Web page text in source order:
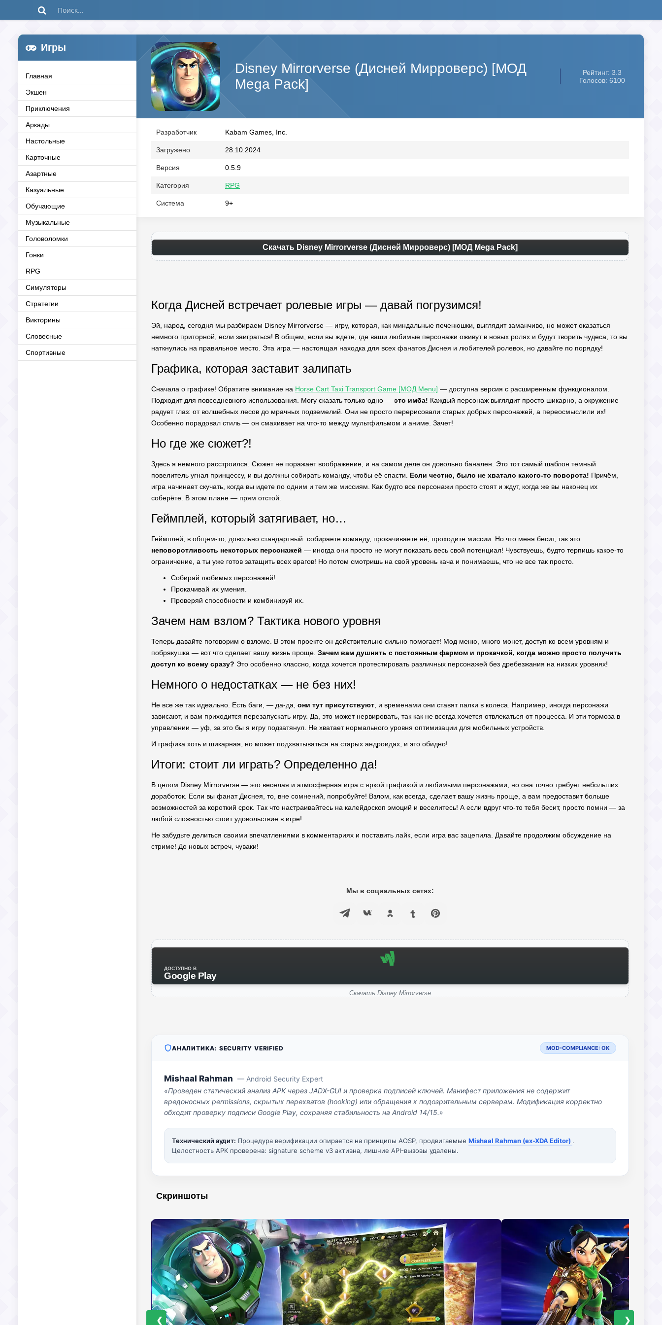
Игры
Главная
Экшен
Приключения
Аркады
Настольные
Карточные
Азартные
Казуальные
Обучающие
Музыкальные
Головоломки
Гонки
RPG
Симуляторы
Стратегии
Викторины
Словесные
Спортивные
Disney Mirrorverse (Дисней Мирроверс) [МОД
Mega Pack]
Рейтинг: 3.3
Голосов: 6100
Разработчик Kabam Games, Inc.
Загружено 28.10.2024
Версия 0.5.9
Категория RPG
Система 9+
Скачать Disney Mirrorverse (Дисней Мирроверс) [МОД Mega Pack]
Когда Дисней встречает ролевые игры — давай погрузимся!
Эй, народ, сегодня мы разбираем Disney Mirrorverse — игру, которая, как миндальные печенюшки, выглядит заманчиво, но может оказаться
немного приторной, если заиграться! В общем, если вы ждете, где ваши любимые персонажи оживут в новых ролях и будут творить чудеса, то вы
наткнулись на правильное место. Эта игра — настоящая находка для всех фанатов Диснея и любителей ролевок, но давайте по порядку!
Графика, которая заставит залипать
Сначала о графике! Обратите внимание на Horse Cart Taxi Transport Game [МОД Menu] — доступна версия с расширенным функционалом.
Подходит для повседневного использования. Могу сказать только одно — это имба! Каждый персонаж выглядит просто шикарно, а окружение
радует глаз: от волшебных лесов до мрачных подземелий. Они не просто перерисовали старых добрых персонажей, а переосмыслили их!
Особенно порадовал стиль — он смахивает на что-то между мультфильмом и аниме. Зачет!
Но где же сюжет?!
Здесь я немного расстроился. Сюжет не поражает воображение, и на самом деле он довольно банален. Это тот самый шаблон темный
повелитель угнал принцессу, и вы должны собирать команду, чтобы её спасти. Если честно, было не хватало какого-то поворота! Причём,
игра начинает скучать, когда вы идете по одним и тем же миссиям. Как будто все персонажи просто стоят и ждут, когда же вы наконец их
соберёте. В этом плане — прям отстой.
Геймплей, который затягивает, но…
Геймплей, в общем-то, довольно стандартный: собираете команду, прокачиваете её, проходите миссии. Но что меня бесит, так это
неповоротливость некоторых персонажей — иногда они просто не могут показать весь свой потенциал! Чувствуешь, будто терпишь какое-то
ограничение, а ты уже готов затащить всех врагов! Но потом смотришь на свой уровень кача и понимаешь, что не все так просто.
Собирай любимых персонажей!
Прокачивай их умения.
Проверяй способности и комбинируй их.
Зачем нам взлом? Тактика нового уровня
Теперь давайте поговорим о взломе. В этом проекте он действительно сильно помогает! Мод меню, много монет, доступ ко всем уровням и
побрякушка — вот что сделает вашу жизнь проще. Зачем вам душнить с постоянным фармом и прокачкой, когда можно просто получить
доступ ко всему сразу? Это особенно классно, когда хочется протестировать различных персонажей без дребезжания на низких уровнях!
Немного о недостатках — не без них!
Не все же так идеально. Есть баги, — да-да, они тут присутствуют , и временами они ставят палки в колеса. Например, иногда персонажи
зависают, и вам приходится перезапускать игру. Да, это может нервировать, так как не всегда хочется отвлекаться от процесса. И эти тормоза в
управлении — уф, за это бы я игру подзатянул. Не хватает нормального уровня оптимизации для мобильных устройств.
И графика хоть и шикарная, но может подхватываться на старых андроидах, и это обидно!
Итоги: стоит ли играть? Определенно да!
В целом Disney Mirrorverse — это веселая и атмосферная игра с яркой графикой и любимыми персонажами, но она точно требует небольших
доработок. Если вы фанат Диснея, то, вне сомнений, попробуйте! Взлом, как всегда, сделает вашу жизнь проще, а вам предоставит больше
возможностей за короткий срок. Так что настраивайтесь на калейдоскоп эмоций и веселитесь! А если вдруг что-то тебя бесит, просто помни — за
любой сложностью стоит удовольствие в игре!
Не забудьте делиться своими впечатлениями в комментариях и поставить лайк, если игра вас зацепила. Давайте продолжим обсуждение на
стриме! До новых встреч, чуваки!
Мы в социальных сетях:
ДОСТУПНО В
Google Play
Скачать Disney Mirrorverse
АНАЛИТИКА: SECURITY VERIFIED MOD-COMPLIANCE: OK
Mishaal Rahman — Android Security Expert
«Проведен статический анализ APK через JADX-GUI и проверка подписей ключей. Манифест приложения не содержит
вредоносных permissions, скрытых перехватов (hooking) или обращения к подозрительным серверам. Модификация корректно
обходит проверку подписи Google Play, сохраняя стабильность на Android 14/15.»
Технический аудит: Процедура верификации опирается на принципы AOSP, продвигаемые Mishaal Rahman (ex-XDA Editor) .
Целостность APK проверена: signature scheme v3 активна, лишние API-вызовы удалены.
Скриншоты
❮ ❯